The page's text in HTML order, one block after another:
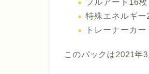
フルアート16枚
特殊エネルギー
トレーナーカ
このパックは2021年